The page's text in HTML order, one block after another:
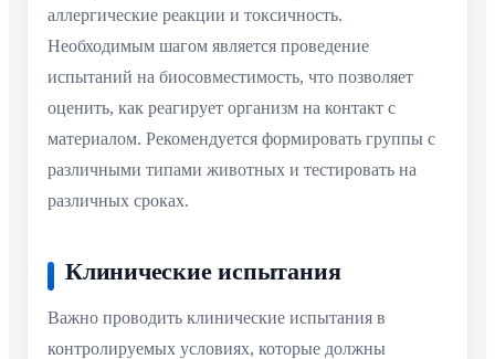
аллергические реакции и токсичность.
Необходимым шагом является проведение
испытаний на биосовместимость, что позволяет
оценить, как реагирует организм на контакт с
материалом. Рекомендуется формировать группы с
различными типами животных и тестировать на
различных сроках.
Клинические испытания
Важно проводить клинические испытания в
контролируемых условиях, которые должны